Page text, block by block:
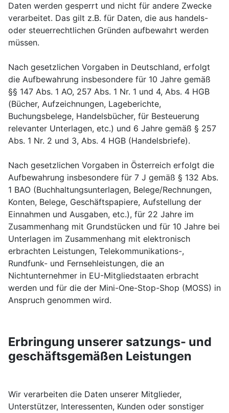
Daten werden gesperrt und nicht für andere Zwecke
verarbeitet. Das gilt z.B. für Daten, die aus handels-
oder steuerrechtlichen Gründen aufbewahrt werden
müssen.
Nach gesetzlichen Vorgaben in Deutschland, erfolgt
die Aufbewahrung insbesondere für 10 Jahre gemäß
§§ 147 Abs. 1 AO, 257 Abs. 1 Nr. 1 und 4, Abs. 4 HGB
(Bücher, Aufzeichnungen, Lageberichte,
Buchungsbelege, Handelsbücher, für Besteuerung
relevanter Unterlagen, etc.) und 6 Jahre gemäß § 257
Abs. 1 Nr. 2 und 3, Abs. 4 HGB (Handelsbriefe).
Nach gesetzlichen Vorgaben in Österreich erfolgt die
Aufbewahrung insbesondere für 7 J gemäß § 132 Abs.
1 BAO (Buchhaltungsunterlagen, Belege/Rechnungen,
Konten, Belege, Geschäftspapiere, Aufstellung der
Einnahmen und Ausgaben, etc.), für 22 Jahre im
Zusammenhang mit Grundstücken und für 10 Jahre bei
Unterlagen im Zusammenhang mit elektronisch
erbrachten Leistungen, Telekommunikations-,
Rundfunk- und Fernsehleistungen, die an
Nichtunternehmer in EU-Mitgliedstaaten erbracht
werden und für die der Mini-One-Stop-Shop (MOSS) in
Anspruch genommen wird.
Erbringung unserer satzungs- und
geschäftsgemäßen Leistungen
Wir verarbeiten die Daten unserer Mitglieder,
Unterstützer, Interessenten, Kunden oder sonstiger